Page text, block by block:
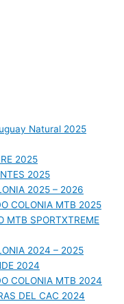
Natural 2025
2025
2025
2025 – 2026
COLONIA MTB 2025
MTB SPORTXTREME
2024 – 2025
2024
COLONIA MTB 2024
DEL CAC 2024